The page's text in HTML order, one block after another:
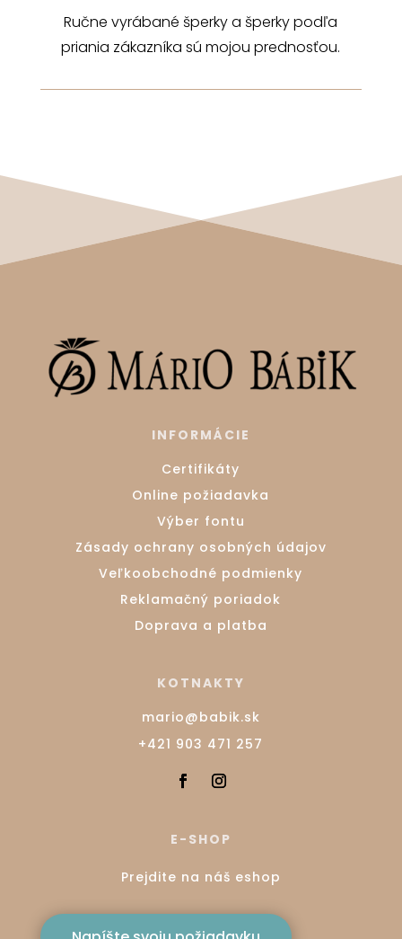
Ručne vyrábané šperky a šperky podľa
priania zákazníka sú mojou prednosťou.
INFORMÁCIE
Certifikáty
Online požiadavka
Výber fontu
Zásady ochrany osobných údajov
Veľkoobchodné podmienky
Reklamačný poriadok
Doprava a platba
KOTNAKTY
mario@babik.sk
+421 903 471 257
E-SHOP
Prejdite na náš eshop